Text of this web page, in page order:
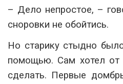
– Дело непростое, –
сноровки не обойтись.
Но старику стыдно
помощью. Сам хотел от
сделать. Первые